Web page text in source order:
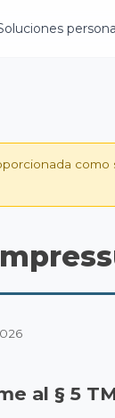
como
al § 5